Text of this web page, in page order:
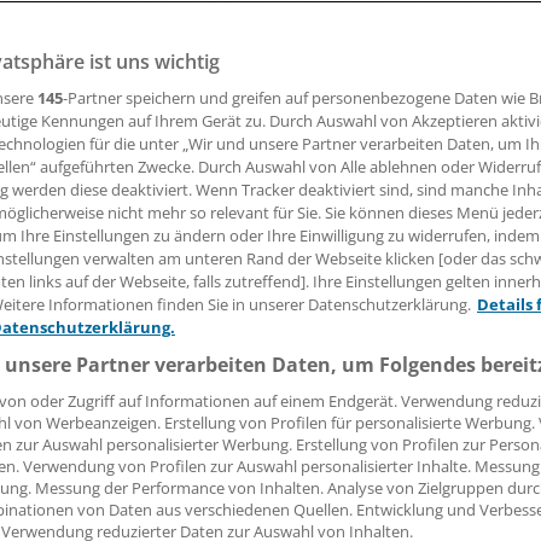
die gut 111.500 Mitglieder der Deutschen
sechs Prozent Dividende. Vor allem bei angestellten
wachsen.
15:28 Uhr
ist uns wichtig
145-Partner speichern und greifen auf personenbezogene Daten wie
Kennungen auf Ihrem Gerät zu. Durch Auswahl von Akzeptieren
für die unter „Wir und unsere Partner verarbeiten Daten, um
aufgeführten Zwecke. Durch Auswahl von Alle ablehnen oder
werden diese deaktiviert. Wenn Tracker deaktiviert sind, sind manche
nicht mehr so relevant für Sie. Sie können dieses Menü
Ihre Einstellungen zu ändern oder Ihre Einwilligung zu widerrufen, indem
verwalten am unteren Rand der Webseite klicken [oder das
links auf der Webseite, falls zutreffend]. Ihre Einstellungen gelten
Informationen finden Sie in unserer Datenschutzerklärung. Details
Partner verarbeiten Daten, um Folgendes
oder Zugriff auf Informationen auf einem Endgerät. Verwendung
von Werbeanzeigen. Erstellung von Profilen für personalisierte
zur Auswahl personalisierter Werbung. Erstellung von Profilen zur
Verwendung von Profilen zur Auswahl personalisierter Inhalte.
Messung der Performance von Inhalten. Analyse von Zielgruppen
von Daten aus verschiedenen Quellen. Entwicklung und
reduzierter Daten zur Auswahl von Inhalten.